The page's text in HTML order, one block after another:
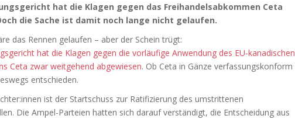
hat die Klagen gegen das Freihandelsabkommen Ceta
die Sache ist damit noch lange nicht gelaufen.
das Rennen gelaufen – aber der Schein trügt:
hat die Klagen gegen die vorläufige Anwendung des EU-kanadischen
Ceta zwar weitgehend abgewiesen. Ob Ceta in Gänze verfassungskonform
entschieden.
ist der Startschuss zur Ratifizierung des umstrittenen
Die Ampel-Parteien hatten sich darauf verständigt, die Entscheidung aus